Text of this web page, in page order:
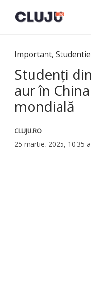
Important, Studentie
Studenți
aur în
mondială
CLUJU.RO
25 martie, 2025, 10:35